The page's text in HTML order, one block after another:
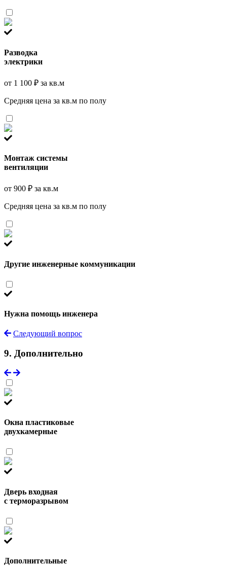
Разводка
электрики
от 1 100 ₽ за кв.м
Средняя цена за кв.м по полу
Монтаж системы
вентиляции
от 900 ₽ за кв.м
Средняя цена за кв.м по полу
Другие инженерные коммуникации
Нужна помощь инженера
Следующий вопрос
9. Дополнительно
Окна пластиковые
двухкамерные
Дверь входная
с терморазрывом
Дополнительные